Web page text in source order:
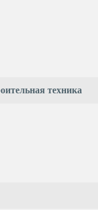
техника